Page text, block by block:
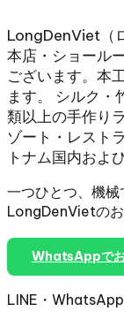
LongDenViet（
本店・ショール
ございます。本
ます。 シルク
類以上の手作り
ゾート・レスト
トナム国内およ
一つひとつ、機
LongDenVietのお
WhatsAppでお
LINE・